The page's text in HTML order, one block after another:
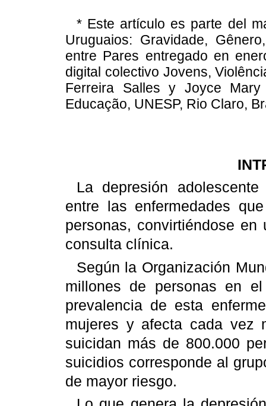
* Este artículo es parte del
Uruguaios: Gravidade,
entre Pares entregado en
digital colectivo Jovens,
Ferreira Salles y Joyce
Educação, UNESP, Rio Claro,
La depresión
entre las enfermedades
personas, convirtiéndose
consulta clínica.
Según la Organización
millones de personas en
prevalencia de esta
mujeres y afecta cada vez
suicidan más de 800.000
suicidios corresponde al
de mayor riesgo.